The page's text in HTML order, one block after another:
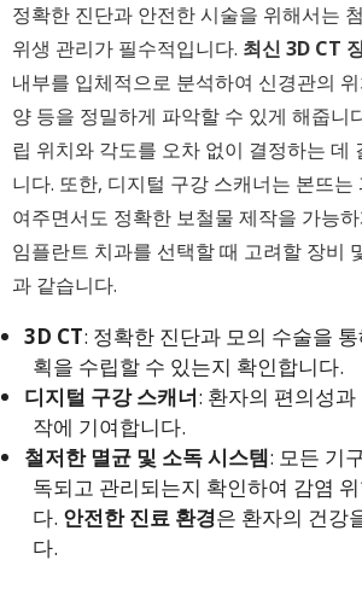
정확한 진단과 안전한 시술을 위해서는
위생 관리가 필수적입니다. 최신 3D CT
내부를 입체적으로 분석하여 신경관의
양 등을 정밀하게 파악할 수 있게 해줍니
립 위치와 각도를 오차 없이 결정하는 데
니다. 또한, 디지털 구강 스캐너는 본뜨는
여주면서도 정확한 보철물 제작을 가능
임플란트 치과를 선택할 때 고려할 장비
과 같습니다.
3D CT: 정확한 진단과 모의 수술을
획을 수립할 수 있는지 확인합니다.
디지털 구강 스캐너: 환자의 편의성
작에 기여합니다.
철저한 멸균 및 소독 시스템: 모든 기
독되고 관리되는지 확인하여 감염
다. 안전한 진료 환경은 환자의 건강
다.